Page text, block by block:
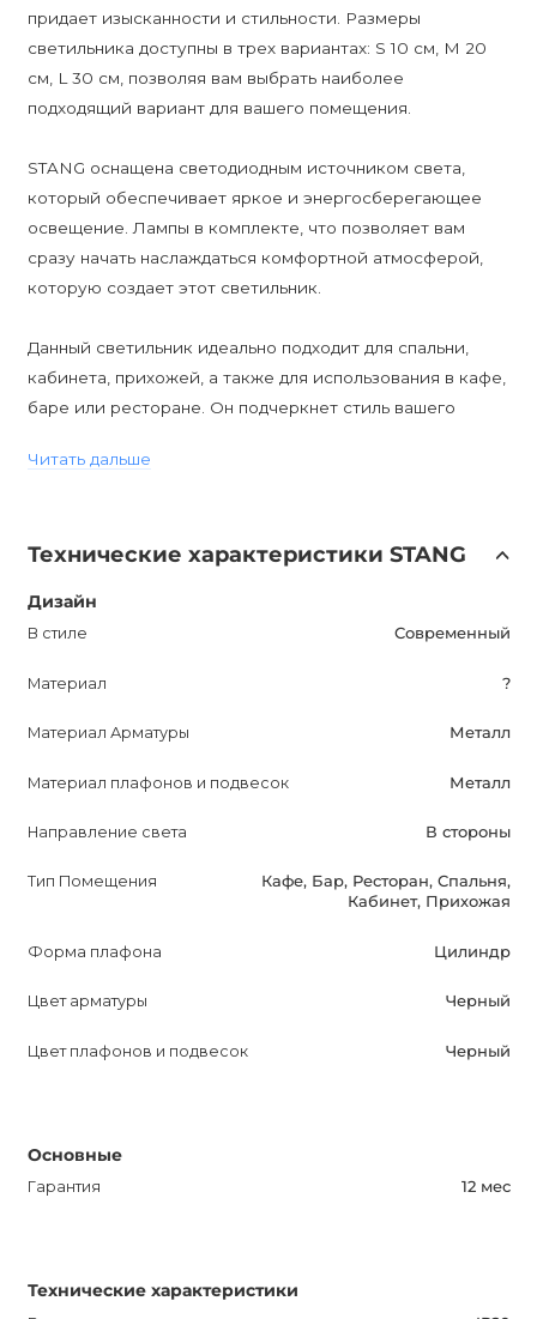
придает изысканности и стильности. Размеры
светильника доступны в трех вариантах: S 10 см, M 20
см, L 30 см, позволяя вам выбрать наиболее
подходящий вариант для вашего помещения.
STANG оснащена светодиодным источником света,
который обеспечивает яркое и энергосберегающее
освещение. Лампы в комплекте, что позволяет вам
сразу начать наслаждаться комфортной атмосферой,
которую создает этот светильник.
Данный светильник идеально подходит для спальни,
кабинета, прихожей, а также для использования в кафе,
баре или ресторане. Он подчеркнет стиль вашего
гарантией на 12 месяцев, что говорит о его надежности
Цена указана за версию "S", но вы всегда можете
уточнить информацию о других моделях у менеджеров
прекрасным дополнением к вашему интерьеру, придаст
энергосберегающее освещение.
Читать дальше
Технические характеристики STANG
Дизайн
В стиле Современный
Материал ?
Материал Арматуры Металл
Материал плафонов и подвесок Металл
Направление света В стороны
Тип Помещения
Кафе, Бар, Ресторан, Спальня,
Кабинет, Прихожая
Форма плафона Цилиндр
Цвет арматуры Черный
Цвет плафонов и подвесок Черный
Основные
Гарантия 12 мес
Технические характеристики